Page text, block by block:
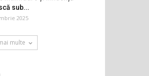
sub...
2025
multe